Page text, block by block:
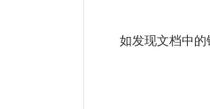
如发现文档中